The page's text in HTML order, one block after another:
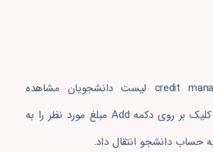
در برگه‌ی credit management لیست دانشجویان مشاهده
می‌شود. می‌توان با کلیک بر روی دکمه Add مبلغ مورد نظر را به
حساب دانشجو انتقال داد.